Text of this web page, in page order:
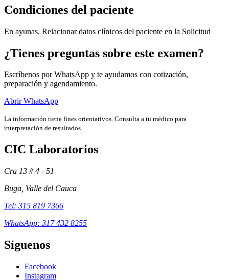
Exámenes
Condiciones del paciente
En ayunas. Relacionar datos clínicos del paciente en la Solicitud
¿Tienes preguntas sobre este examen?
Escríbenos por WhatsApp y te ayudamos con cotización,
preparación y agendamiento.
Abrir WhatsApp
La información tiene fines orientativos. Consulta a tu médico para
interpretación de resultados.
CIC Laboratorios
Cra 13 # 4 - 51
Buga, Valle del Cauca
Tel: 315 819 7366
WhatsApp: 317 432 8255
Síguenos
Facebook
Instagram